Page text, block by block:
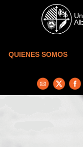
Skip to main content
QUIENES SOMOS